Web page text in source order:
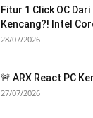
Fitur 1 Click OC
Kencang?! Intel
28/07/2026
🚨 ARX React PC
27/07/2026